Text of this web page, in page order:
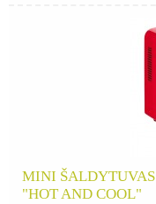
MINI ŠALDYTUVAS
"HOT AND COOL"